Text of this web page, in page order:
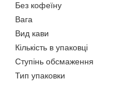
Без кофеїну
Вага
Вид кави
Кількість в упаковці
Ступінь обсмаження
Тип упаковки